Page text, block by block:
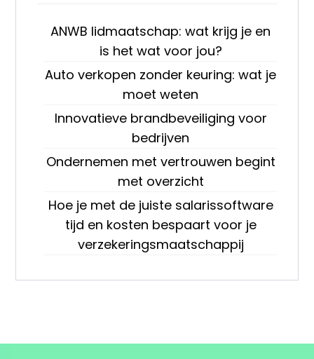
ANWB lidmaatschap: wat krijg je en
is het wat voor jou?
Auto verkopen zonder keuring: wat je
moet weten
Innovatieve brandbeveiliging voor
bedrijven
Ondernemen met vertrouwen begint
met overzicht
Hoe je met de juiste salarissoftware
tijd en kosten bespaart voor je
verzekeringsmaatschappij